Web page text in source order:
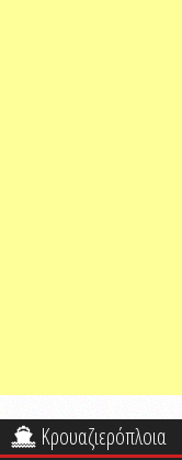
Κρουαζιερόπλοια